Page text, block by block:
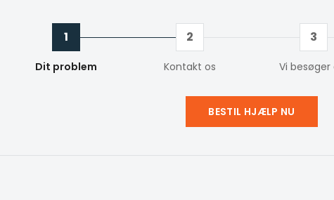
1
Dit problem
2
Kontakt os
3
Vi besøger
BESTIL HJÆLP NU